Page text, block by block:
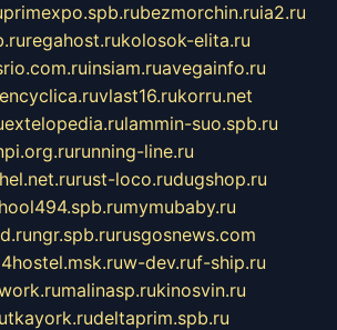
primexpo.spb.rubezmorchin.ruia2.ru
regahost.rukolosok-elita.ru
insiam.ruavegainfo.ru
vlast16.rukorru.net
extelopedia.rulammin-suo.spb.ru
running-line.ru
rust-loco.rudugshop.ru
mymubaby.ru
ngr.spb.rurusgosnews.com
w-dev.ruf-ship.ru
malinasp.rukinosvin.ru
deltaprim.spb.ru